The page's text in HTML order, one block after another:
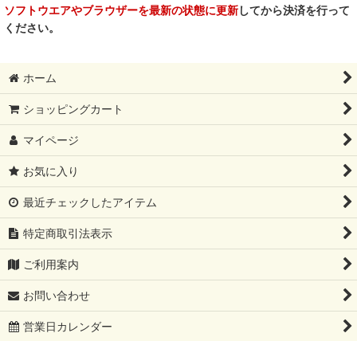
PetO’CERA ペットセラ
ソフトウエアやブラウザーを最新の状態に更新してから決済を行って
ください。
ホーム
ショッピングカート
マイページ
お気に入り
最近チェックしたアイテム
特定商取引法表示
ご利用案内
お問い合わせ
営業日カレンダー